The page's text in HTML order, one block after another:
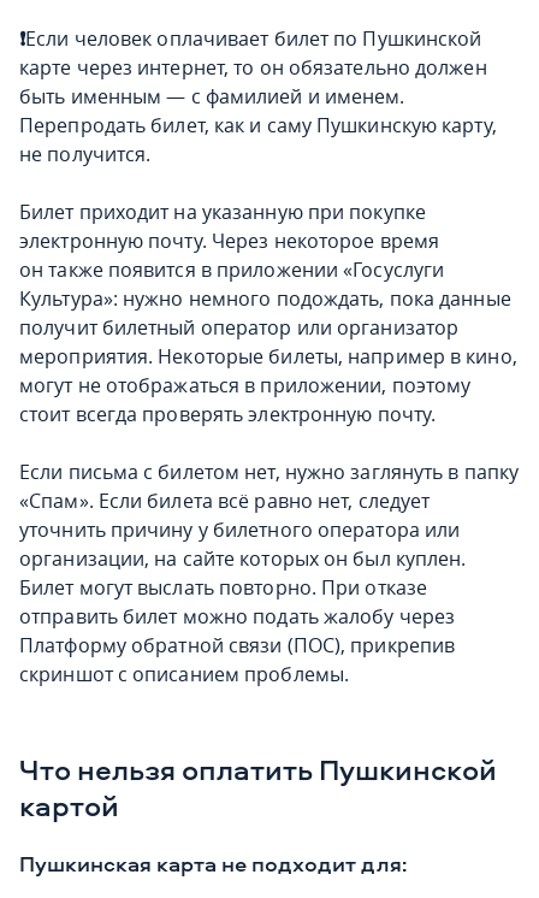
❗️Если человек оплачивает билет по Пушкинской
карте через интернет, то он обязательно должен
быть именным — с фамилией и именем.
Перепродать билет, как и саму Пушкинскую карту,
не получится.
Билет приходит на указанную при покупке
электронную почту. Через некоторое время
он также появится в приложении «Госуслуги
Культура»: нужно немного подождать, пока данные
получит билетный оператор или организатор
мероприятия. Некоторые билеты, например в кино,
могут не отображаться в приложении, поэтому
стоит всегда проверять электронную почту.
Если письма с билетом нет, нужно заглянуть в папку
«Спам». Если билета всё равно нет, следует
уточнить причину у билетного оператора или
организации, на сайте которых он был куплен.
Билет могут выслать повторно. При отказе
отправить билет можно подать жалобу через
Платформу обратной связи (ПОС), прикрепив
скриншот с описанием проблемы.
Что нельзя оплатить Пушкинской
картой
Пушкинская карта не подходит для: